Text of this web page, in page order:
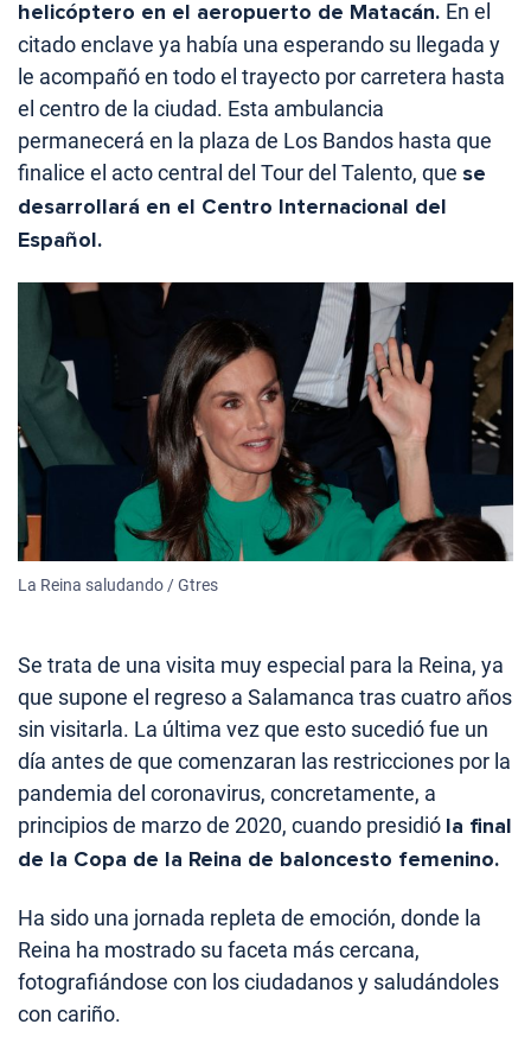
helicóptero en el aeropuerto de Matacán. En el
citado enclave ya había una esperando su llegada y
le acompañó en todo el trayecto por carretera hasta
el centro de la ciudad. Esta ambulancia
permanecerá en la plaza de Los Bandos hasta que
finalice el acto central del Tour del Talento, que se
desarrollará en el Centro Internacional del
Español.
La Reina saludando / Gtres
Se trata de una visita muy especial para la Reina, ya
que supone el regreso a Salamanca tras cuatro años
sin visitarla. La última vez que esto sucedió fue un
día antes de que comenzaran las restricciones por la
pandemia del coronavirus, concretamente, a
principios de marzo de 2020, cuando presidió la final
de la Copa de la Reina de baloncesto femenino.
Ha sido una jornada repleta de emoción, donde la
Reina ha mostrado su faceta más cercana,
fotografiándose con los ciudadanos y saludándoles
con cariño.